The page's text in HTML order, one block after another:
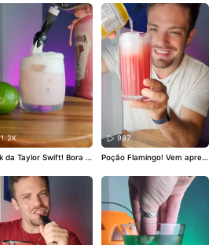
a fazer o drink p
pra você 💚#jurupin
#drinks #Receita
u no seu drink, você precisa
aprender a fazer essa minh
a receita que é muito simple
s e baratinha 🤏#xarope
engibre
#xaropedegengibre
#drink
1.2K
da Taylor Swift! Bora a
esquenta dos show
Taylor Swift no Brasil!
30 ml do vodka - 40 ml
Raspberry - 1/2
taiti - Espuma de geng
#taylorswift #theerasto
#drinks #dr
987
Poção Flamingo! Vem apren
que só perde em beleza pra
você 💁🏼‍♂️
#drink #drinks
#bebida #Receita